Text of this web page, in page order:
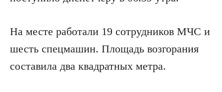
На месте работали 19 сотрудников МЧС и
шесть спецмашин. Площадь возгорания
составила два квадратных метра.